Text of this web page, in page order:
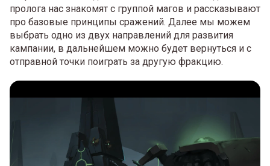
пролога нас знакомят с группой магов и рассказывают
про базовые принципы сражений. Далее мы можем
выбрать одно из двух направлений для развития
кампании, в дальнейшем можно будет вернуться и с
отправной точки поиграть за другую фракцию.